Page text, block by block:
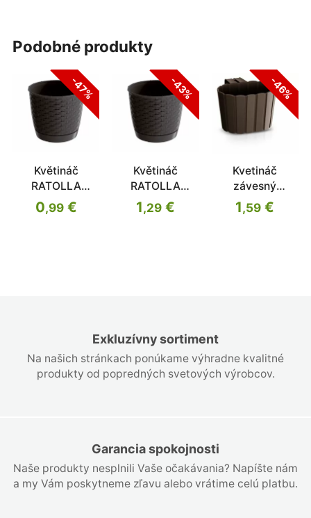
Exkluzívny sortiment
Na našich stránkach ponúkame výhradne kvalitné
produkty od popredných svetových výrobcov.
Garancia spokojnosti
Naše produkty nesplnili Vaše očakávania? Napíšte nám
a my Vám poskytneme zľavu alebo vrátime celú platbu.
podobné produkty
-47%
Květináč
RATOLLA
ROUND umbra
16,5cm
0,99€
-43%
Květináč
RATOLLA
ROUND umbra
14,5cm
1,29€
-46%
Kvetináč
závesný
BOARDEE HOOK
19,4 cm
1,59 €